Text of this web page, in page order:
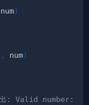
num)
, num)
: Valid number: